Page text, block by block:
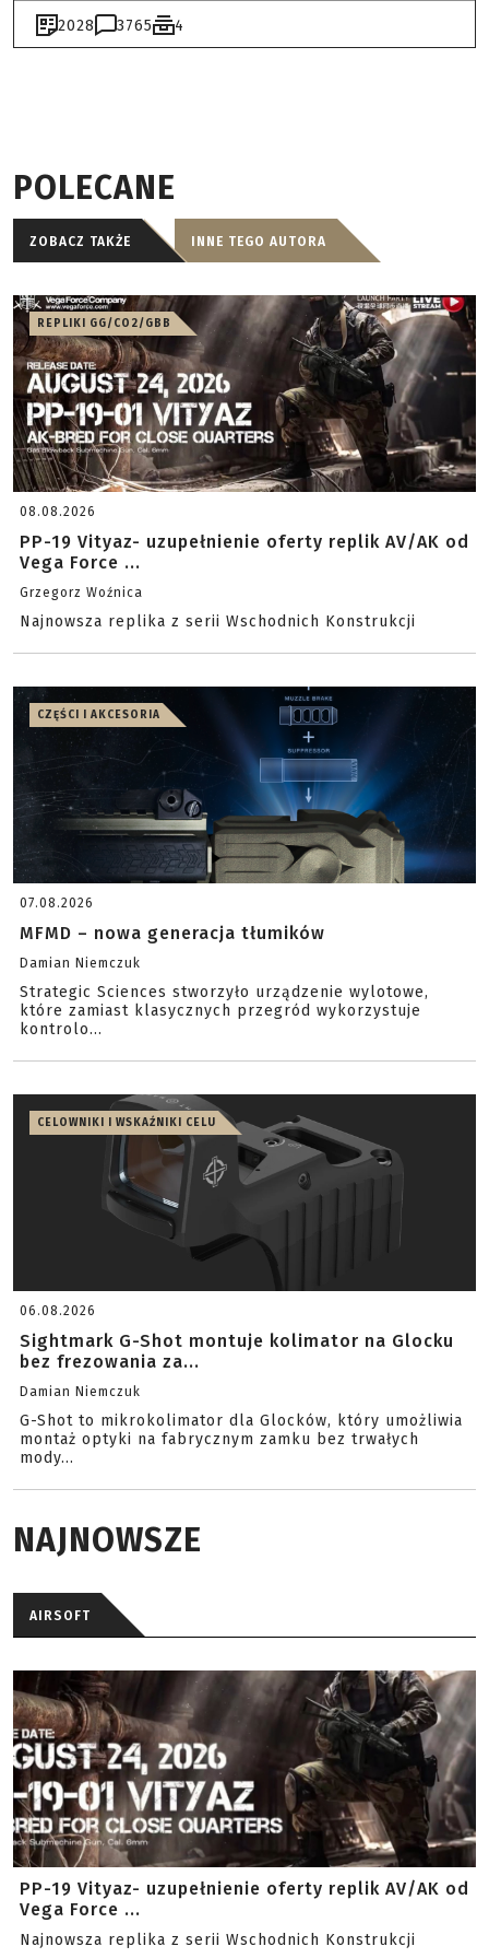
2028 3765 4
POLECANE
ZOBACZ TAKŻE INNE TEGO AUTORA
REPLIKI GG/CO2/GBB
08.08.2026
PP-19 Vityaz- uzupełnienie oferty replik AV/AK od
Vega Force ...
Grzegorz Woźnica
Najnowsza replika z serii Wschodnich Konstrukcji
CZĘŚCI I AKCESORIA
07.08.2026
MFMD – nowa generacja tłumików
Damian Niemczuk
Strategic Sciences stworzyło urządzenie wylotowe,
które zamiast klasycznych przegród wykorzystuje
kontrolo...
CELOWNIKI I WSKAŹNIKI CELU
06.08.2026
Sightmark G-Shot montuje kolimator na Glocku
bez frezowania za...
Damian Niemczuk
G-Shot to mikrokolimator dla Glocków, który umożliwia
montaż optyki na fabrycznym zamku bez trwałych
mody...
NAJNOWSZE
AIRSOFT
PP-19 Vityaz- uzupełnienie oferty replik AV/AK od
Vega Force ...
Najnowsza replika z serii Wschodnich Konstrukcji